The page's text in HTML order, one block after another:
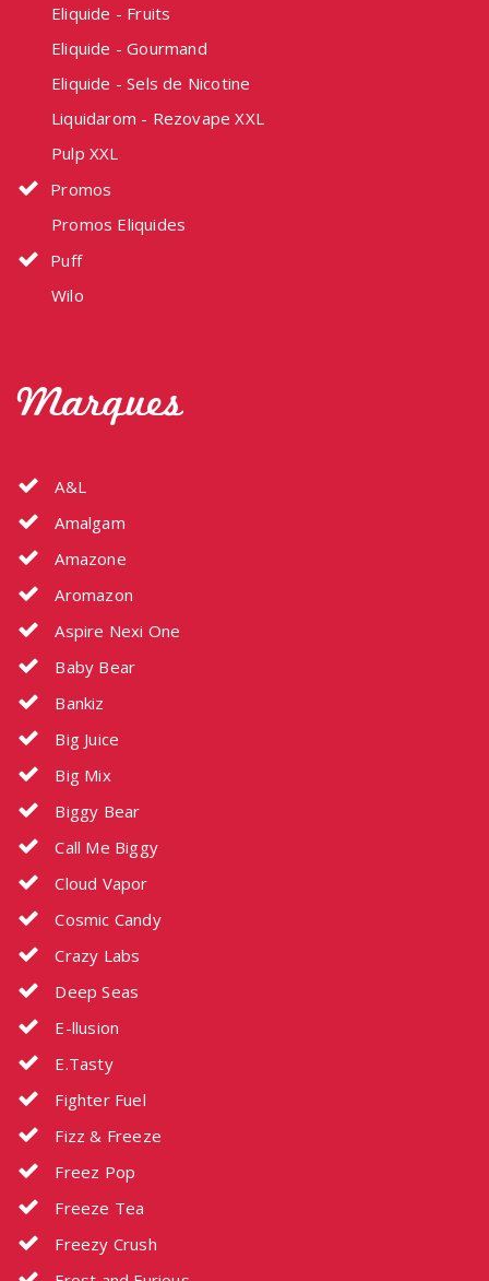
Eliquide - Fruits
Eliquide - Gourmand
Eliquide - Sels de Nicotine
Liquidarom - Rezovape XXL
Pulp XXL
Promos
Promos Eliquides
Puff
Wilo
Marques
A&L
Amalgam
Amazone
Aromazon
Aspire Nexi One
Baby Bear
Bankiz
Big Juice
Big Mix
Biggy Bear
Call Me Biggy
Cloud Vapor
Cosmic Candy
Crazy Labs
Deep Seas
E-llusion
E.Tasty
Fighter Fuel
Fizz & Freeze
Freez Pop
Freeze Tea
Freezy Crush